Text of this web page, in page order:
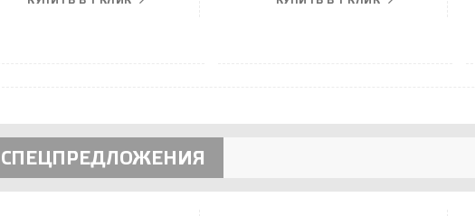
СПЕЦПРЕДЛОЖЕНИЯ